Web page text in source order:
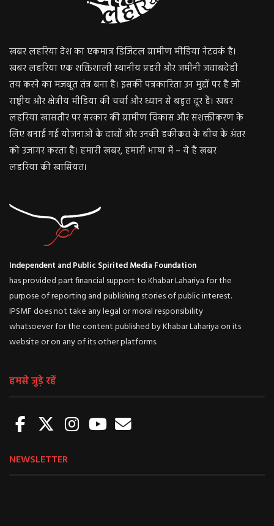
खबर लहरिया देश का एकमात्र डिजिटल ग्रामीण मीडिया नेटवर्क है।
खबर लहरिया एक शक्तिशाली स्थानीय प्रहरी और जमीनी जवाबदेही
तय करने का मजबूत तंत्र बना है। इसकी पत्रकारिता उन मुद्दों पर है जो
राष्ट्रीय और क्षेत्रीय मीडिया की चर्चा और ध्यान से बहुत दूर हैं। खबर
लहरिया खासतौर पर सरकार की ग्रामीण विकास और सशक्तीकरण के
लिए बनाई गई योजनाओं के दावों और उनकी हकीकत के बीच के अंतर
को उजागर करता है। हमारी खबर, हमारी भाषा में – ये है खबर
लहरिया की खासियत।
Independent and Public Spirited Media Foundation
has provided part financial support to Khabar Lahariya for the
purpose of reporting and publishing stories of public interest.
IPSMF does not take any legal or moral responsibility
whatsoever for the content published by Khabar Lahariya on its
website or on any of its other platforms.
हमसे जुड़े रहें
NEWSLETTER